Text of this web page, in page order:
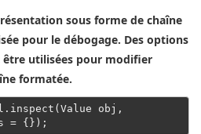
sous forme de chaîne
pour le débogage. Des options
utilisées pour modifier
formatée.
obj,